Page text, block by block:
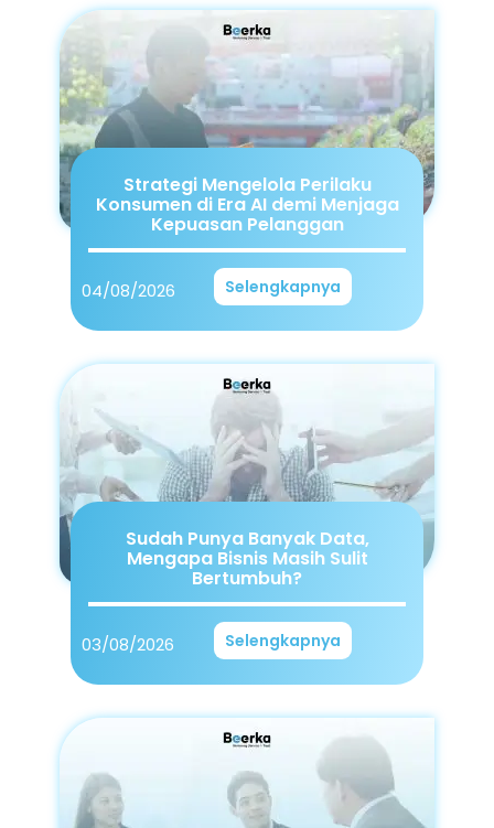
Strategi Mengelola Perilaku
Konsumen di Era AI demi Menjaga
Kepuasan Pelanggan
04/08/2026 Selengkapnya
Sudah Punya Banyak Data,
Mengapa Bisnis Masih Sulit
Bertumbuh?
03/08/2026 Selengkapnya